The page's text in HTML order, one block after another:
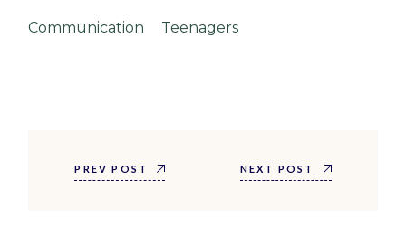
Communication Teenagers
PREV POST NEXT POST